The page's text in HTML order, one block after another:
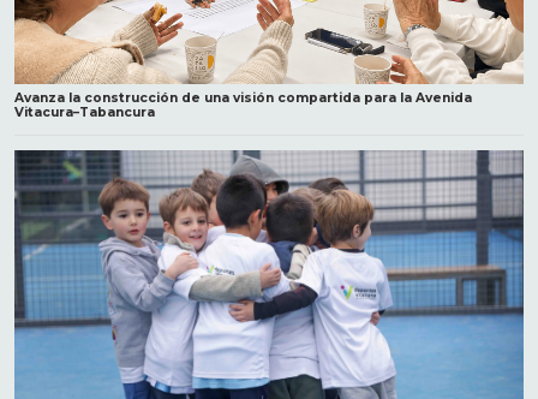
Avanza la construcción de una visión compartida para la Avenida
Vitacura–Tabancura